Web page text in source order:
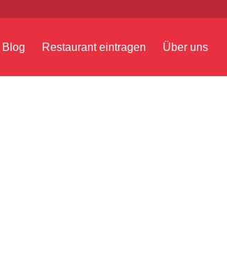
Blog Restaurant eintragen Über uns